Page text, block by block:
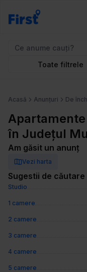
Toate filtrele
Acasă Anunțuri De
în Județul
Am găsit un anunț
Vezi harta
Sugestii de căutare
Studio
1 camere
2 camere
3 camere
4 camere
5 camere